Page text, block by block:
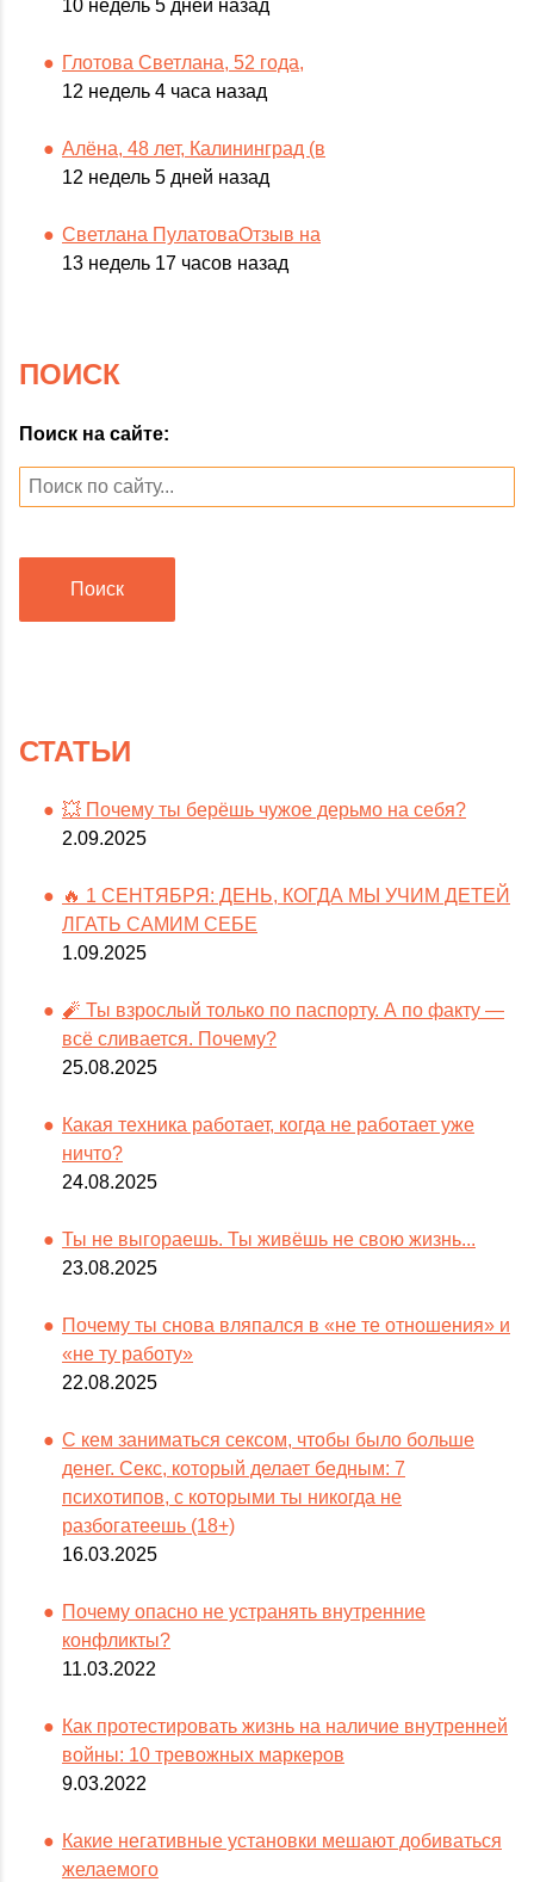
10 недель 5 дней назад
Глотова Светлана, 52 года,
12 недель 4 часа назад
Алёна, 48 лет, Калининград (в
12 недель 5 дней назад
Светлана ПулатоваОтзыв на
13 недель 17 часов назад
ПОИСК
Поиск на сайте:
Поиск
СТАТЬИ
💥 Почему ты берёшь чужое дерьмо на себя?
2.09.2025
🔥 1 СЕНТЯБРЯ: ДЕНЬ, КОГДА МЫ УЧИМ ДЕТЕЙ
ЛГАТЬ САМИМ СЕБЕ
1.09.2025
🧨 Ты взрослый только по паспорту. А по факту —
всё сливается. Почему?
25.08.2025
Какая техника работает, когда не работает уже
ничто?
24.08.2025
Ты не выгораешь. Ты живёшь не свою жизнь...
23.08.2025
Почему ты снова вляпался в «не те отношения» и
«не ту работу»
22.08.2025
С кем заниматься сексом, чтобы было больше
денег. Секс, который делает бедным: 7
психотипов, с которыми ты никогда не
разбогатеешь (18+)
16.03.2025
Почему опасно не устранять внутренние
конфликты?
11.03.2022
Как протестировать жизнь на наличие внутренней
войны: 10 тревожных маркеров
9.03.2022
Какие негативные установки мешают добиваться
желаемого